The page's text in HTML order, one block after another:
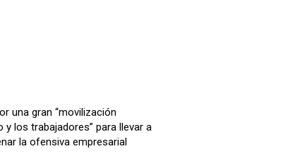
una gran “movilización
los trabajadores” para llevar a
la ofensiva empresarial